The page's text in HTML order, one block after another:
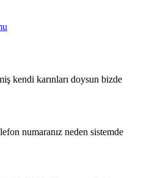
kendi karınları doysun bizde
numaranız neden sistemde